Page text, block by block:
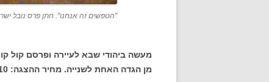
"הטפשים זה אנחנו". חתן פרס נובל
מעשה ביהודי שבא לעיירה ופרסם קול
מן הגדה האחת לשנייה. מחיר ההצגה: 10 קופיקות.